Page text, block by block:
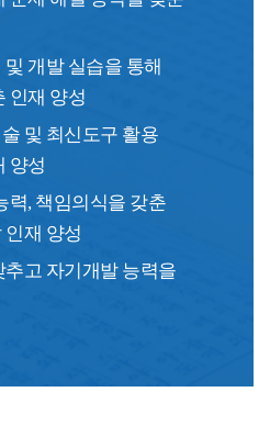
개발 실습을 통해
인재 양성
및 최신도구 활용
양성
력, 책임의식을 갖춘
인재 양성
추고 자기개발 능력을